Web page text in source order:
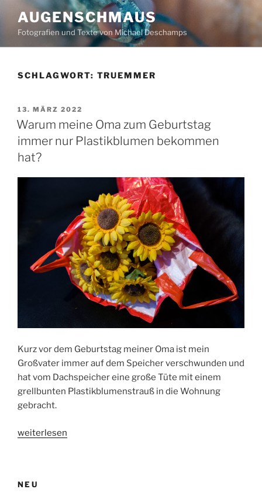
Inhalt
springen
AUGENSCHMAUS
Fotografien und Texte von Michael Deschamps
SCHLAGWORT: TRUEMMER
VERÖFFENTLICHT
AM
13. MÄRZ 2022
Warum meine Oma zum Geburtstag
immer nur Plastikblumen bekommen
hat?
Kurz vor dem Geburtstag meiner Oma ist mein
Großvater immer auf dem Speicher verschwunden und
hat vom Dachspeicher eine große Tüte mit einem
grellbunten Plastikblumenstrauß in die Wohnung
gebracht.
„Warum
Geburtstag
weiterlesen
NEU